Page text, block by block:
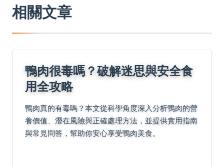
相關文章
鴨肉很毒嗎？破解迷思與安全食
用全攻略
鴨肉真的有毒嗎？本文從科學角度深入分析鴨肉的營
養價值、潛在風險與正確處理方法，並提供實用指南
與常見問答，幫助你安心享受鴨肉美食。